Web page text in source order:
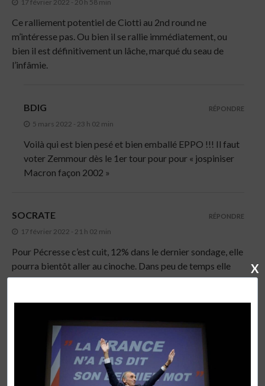
17 février 2022 - 20 h 58 min
Ce ralliement potentiel de Ciotti au 2nd round ne
m’intéresse pas. Ou bien il se rallie immédiatement, ou
bien il est définitivement un lâche, marqué du seau de
l’infâmie.
BDIG
5 mars 2022 - 23 h 02 min
Voilà qui est bien pesé et bien emballé EPPO !!! Il faut
voter Zemmour dès le 1er tour pour pour « jospiniser
Macron façon 2002 »
RÉPONDRE
SOCRATE
17 février 2022 - 21 h 02 min
Pour Pécresse c’est cuit, 12% dans le dernier sondage, elle
pourra bientôt aller au cinoche. Dans peu de temps elle
sera derrière Mélenchon, et là ce sera le sauve qui peut
RÉPONDRE
17 février 2022 - 22 h 00 min
X